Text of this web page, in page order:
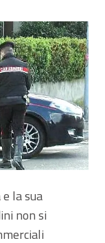
la sua
non si